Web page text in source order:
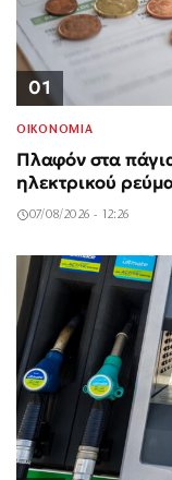
01
ΟΙΚΟΝΟΜΙΑ
Πλαφόν στα
ηλεκτρικού
07/08/2026 - 12:26